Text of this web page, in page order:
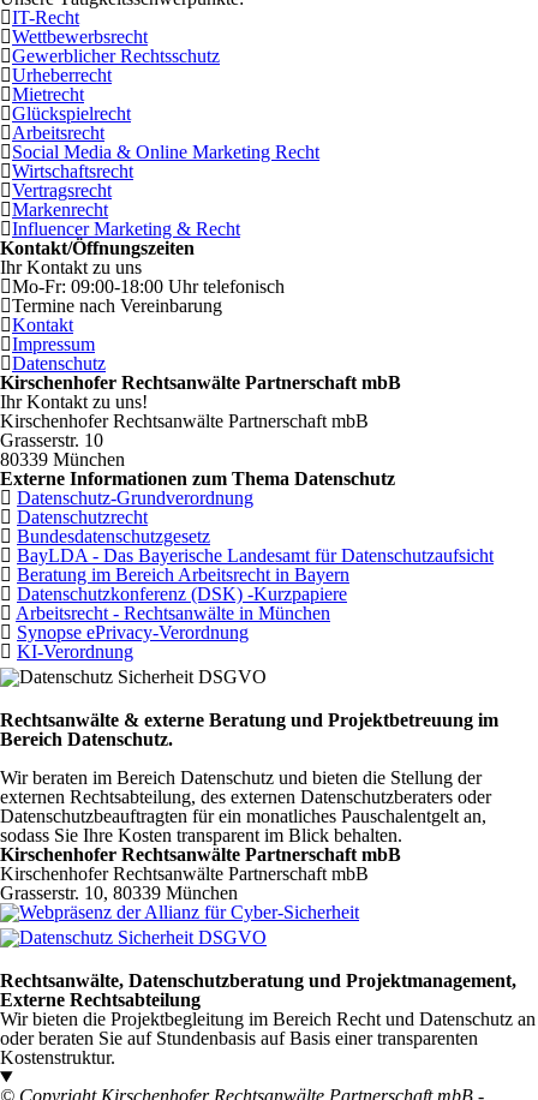
IT-Recht
Wettbewerbsrecht
Gewerblicher Rechtsschutz
Urheberrecht
Mietrecht
Glückspielrecht
Arbeitsrecht
Social Media & Online Marketing Recht
Wirtschaftsrecht
Vertragsrecht
Markenrecht
Influencer Marketing & Recht
Kontakt/Öffnungszeiten
Ihr Kontakt zu uns
Mo-Fr: 09:00-18:00 Uhr telefonisch
Termine nach Vereinbarung
Kontakt
Impressum
Datenschutz
Kirschenhofer Rechtsanwälte Partnerschaft mbB
Ihr Kontakt zu uns!
Kirschenhofer Rechtsanwälte Partnerschaft mbB
Grasserstr. 10
80339 München
Externe Informationen zum Thema Datenschutz
Datenschutz-Grundverordnung
Datenschutzrecht
Bundesdatenschutzgesetz
BayLDA - Das Bayerische Landesamt für Datenschutzaufsicht
Beratung im Bereich Arbeitsrecht in Bayern
Datenschutzkonferenz (DSK) -Kurzpapiere
Arbeitsrecht - Rechtsanwälte in München
Synopse ePrivacy-Verordnung
KI-Verordnung
Rechtsanwälte & externe Beratung und Projektbetreuung im
Bereich Datenschutz.
Wir beraten im Bereich Datenschutz und bieten die Stellung der
externen Rechtsabteilung, des externen Datenschutzberaters oder
Datenschutzbeauftragten für ein monatliches Pauschalentgelt an,
sodass Sie Ihre Kosten transparent im Blick behalten.
Kirschenhofer Rechtsanwälte Partnerschaft mbB
Kirschenhofer Rechtsanwälte Partnerschaft mbB
Grasserstr. 10, 80339 München
Rechtsanwälte, Datenschutzberatung und Projektmanagement,
Externe Rechtsabteilung
Wir bieten die Projektbegleitung im Bereich Recht und Datenschutz an
oder beraten Sie auf Stundenbasis auf Basis einer transparenten
Kostenstruktur.
© Copyright Kirschenhofer Rechtsanwälte Partnerschaft mbB -